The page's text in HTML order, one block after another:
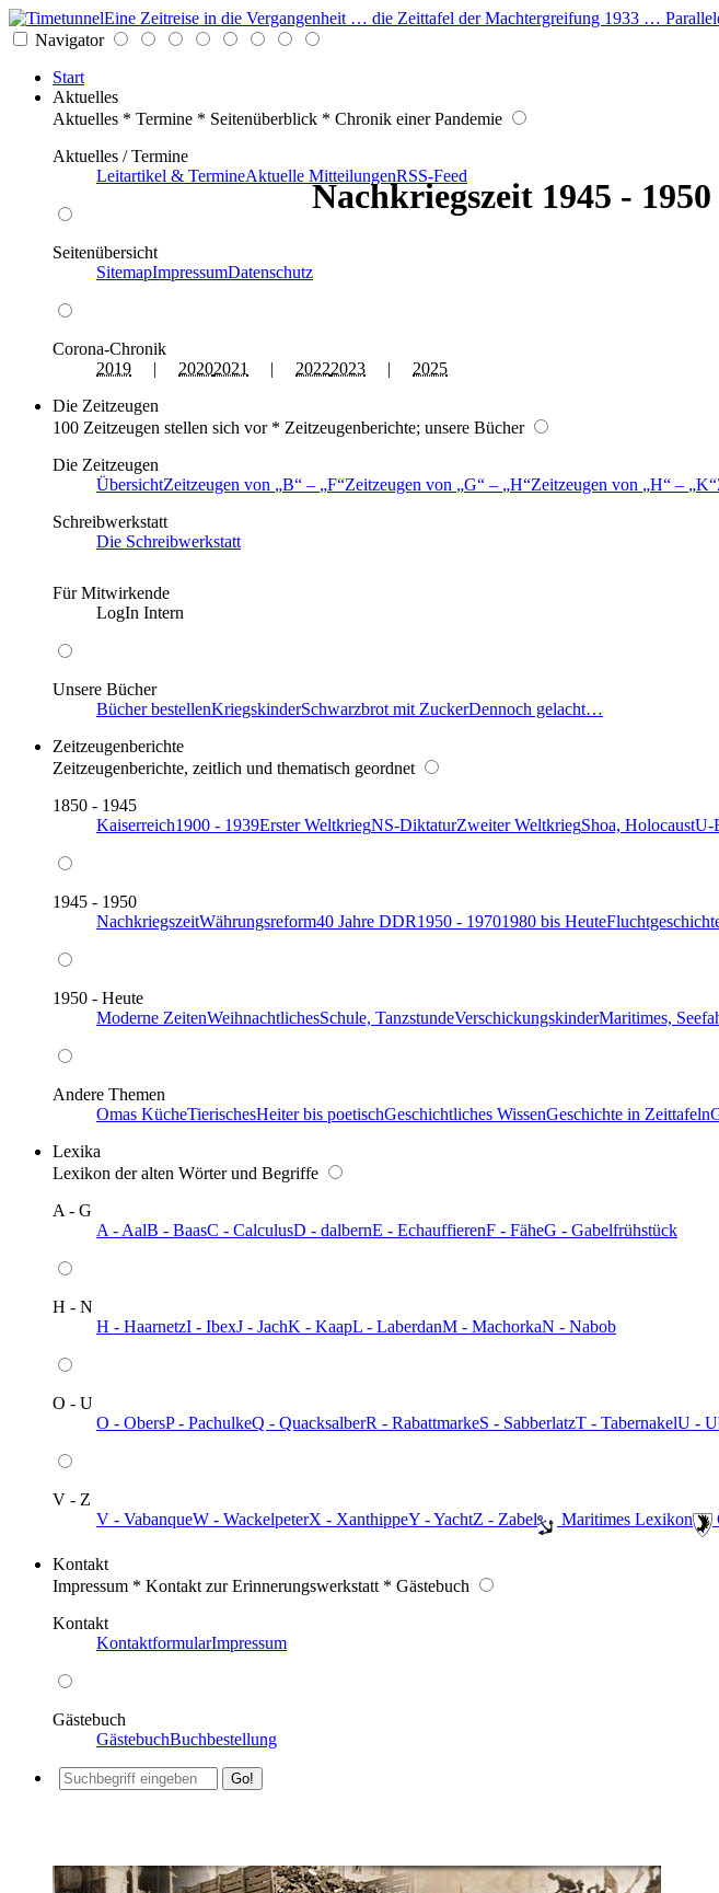
Eine Zeitreise in die Vergangenheit … die Zeittafel der Machtergreifung 1933 …
Navigator
Start
Aktuelles
Aktuelles * Termine * Seitenüberblick * Chronik einer Pandemie
Aktuelles / Termine
Leitartikel & TermineAktuelle MitteilungenRSS-Feed
Seitenübersicht
SitemapImpressumDatenschutz
Corona-Chronik
2019 | 20202021 | 20222023 | 2025
Die Zeitzeugen
100 Zeitzeugen stellen sich vor * Zeitzeugenberichte; unsere Bücher
Die Zeitzeugen
ÜbersichtZeitzeugen von B – F Zeitzeugen von G – H Zeitzeugen von H – K
Schreibwerkstatt
Die Schreibwerkstatt
Für Mitwirkende
LogIn Intern
Unsere Bücher
Bücher bestellenKriegskinderSchwarzbrot mit ZuckerDennoch gelacht…
Zeitzeugenberichte
Zeitzeugenberichte, zeitlich und thematisch geordnet
1850 - 1945
Kaiserreich1900 - 1939Erster WeltkriegNS-DiktaturZweiter WeltkriegShoa, HolocaustU-
1945 - 1950
NachkriegszeitWährungsreform40 Jahre DDR1950 - 19701980 bis Heute
1950 - Heute
Moderne ZeitenWeihnachtlichesSchule, TanzstundeVerschickungskinderMaritimes,
Andere Themen
Omas KücheTierischesHeiter bis poetischGeschichtliches WissenGeschichte in Zeittafeln
Lexika
Lexikon der alten Wörter und Begriffe
A - G
A - AalB - BaasC - CalculusD - dalbernE - EchauffierenF - FäheG - Gabelfrühstück
H - N
H - HaarnetzI - IbexJ - JachK - KaapL - LaberdanM - MachorkaN - Nabob
O - U
O - ObersP - PachulkeQ - QuacksalberR - RabattmarkeS - SabberlatzT - TabernakelU -
V - Z
V - VabanqueW - WackelpeterX - XanthippeY - YachtZ - Zabel ️ Maritimes Lexikon
Kontakt
Impressum * Kontakt zur Erinnerungswerkstatt * Gästebuch
Kontakt
KontaktformularImpressum
Gästebuch
GästebuchBuchbestellung
Nachkriegszeit 1945 - 1950